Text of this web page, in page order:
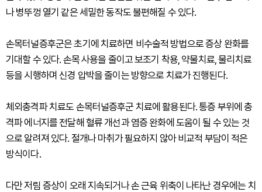
나 병뚜껑 열기 같은 세밀한 동작도 불편해질 수 있다.
손목터널증후군은 초기에 치료하면 비수술적 방법으로 증상 완화를
기대할 수 있다. 손목 사용을 줄이고 보조기 착용, 약물치료, 물리치료
등을 시행하며 신경 압박을 줄이는 방향으로 치료가 진행된다.
체외충격파 치료도 손목터널증후군 치료에 활용된다. 통증 부위에 충
격파 에너지를 전달해 혈류 개선과 염증 완화에 도움이 될 수 있는 것
으로 알려져 있다. 절개나 마취가 필요하지 않아 비교적 부담이 적은
방식이다.
다만 저림 증상이 오래 지속되거나 손 근육 위축이 나타난 경우에는 치